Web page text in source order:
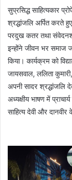
सुप्रसिद्ध साहित्यकार
श्रद्धांजलि अर्पित करते
परदुख कतर तथा
इन्होंने जीवन भर समाज
किया। कार्यक्रम को
जायसवाल, ललिता
अपनी सादर श्रद्धांजलि
अध्यक्षीय भाषण में
साहित्य देवी और